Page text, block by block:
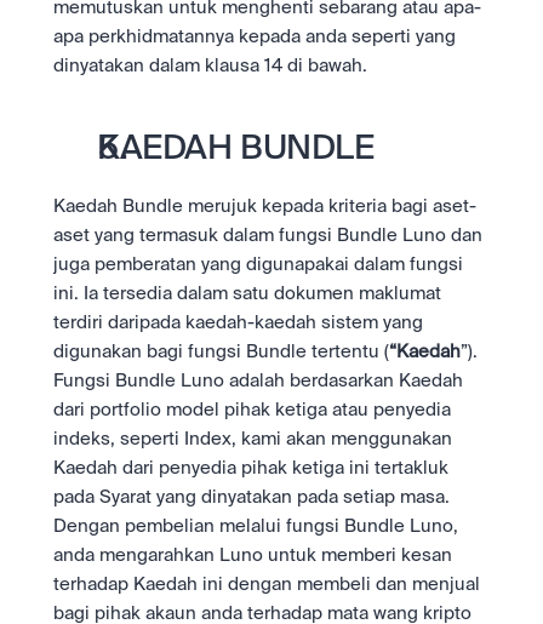
memutuskan untuk menghenti sebarang atau apa-
apa perkhidmatannya kepada anda seperti yang
dinyatakan dalam klausa 14 di bawah.
KAEDAH BUNDLE
Kaedah Bundle merujuk kepada kriteria bagi aset-
aset yang termasuk dalam fungsi Bundle Luno dan
juga pemberatan yang digunapakai dalam fungsi
ini. Ia tersedia dalam satu dokumen maklumat
terdiri daripada kaedah-kaedah sistem yang
digunakan bagi fungsi Bundle tertentu (“Kaedah”).
Fungsi Bundle Luno adalah berdasarkan Kaedah
dari portfolio model pihak ketiga atau penyedia
indeks, seperti Index, kami akan menggunakan
Kaedah dari penyedia pihak ketiga ini tertakluk
pada Syarat yang dinyatakan pada setiap masa.
Dengan pembelian melalui fungsi Bundle Luno,
anda mengarahkan Luno untuk memberi kesan
terhadap Kaedah ini dengan membeli dan menjual
bagi pihak akaun anda terhadap mata wang kripto